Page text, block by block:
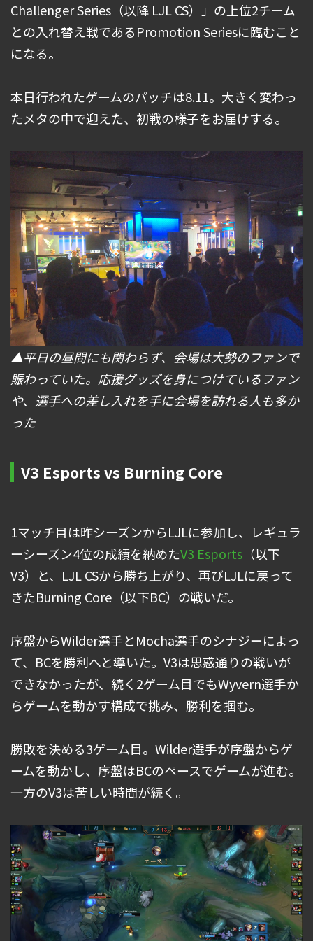
Challenger Series（以降 LJL CS）」の上位2チーム
との入れ替え戦であるPromotion Seriesに臨むこと
になる。
本日行われたゲームのパッチは8.11。大きく変わっ
たメタの中で迎えた、初戦の様子をお届けする。
▲平日の昼間にも関わらず、会場は大勢のファンで
賑わっていた。応援グッズを身につけているファン
や、選手への差し入れを手に会場を訪れる人も多か
った
V3 Esports vs Burning Core
1マッチ目は昨シーズンからLJLに参加し、レギュラ
ーシーズン4位の成績を納めたV3 Esports （以下
V3）と、LJL CSから勝ち上がり、再びLJLに戻って
きたBurning Core（以下BC）の戦いだ。
序盤からWilder選手とMocha選手のシナジーによっ
て、BCを勝利へと導いた。V3は思惑通りの戦いが
できなかったが、続く2ゲーム目でもWyvern選手か
らゲームを動かす構成で挑み、勝利を掴む。
勝敗を決める3ゲーム目。Wilder選手が序盤からゲ
ームを動かし、序盤はBCのペースでゲームが進む。
一方のV3は苦しい時間が続く。